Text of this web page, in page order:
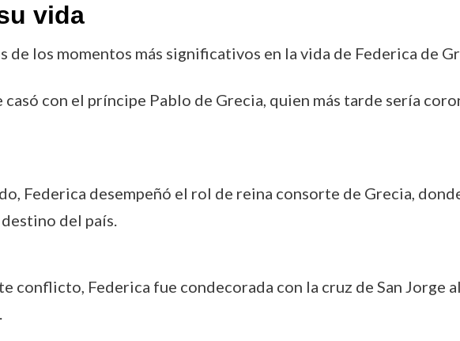
vida
de los momentos más significativos en la vida de Federica de
casó con el príncipe Pablo de Grecia, quien más tarde sería
Federica desempeñó el rol de reina consorte de Grecia,
del país.
conflicto, Federica fue condecorada con la cruz de San Jorge